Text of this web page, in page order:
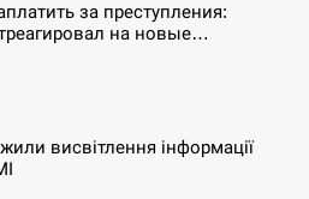
за преступления:
на новые…
висвітлення інформації